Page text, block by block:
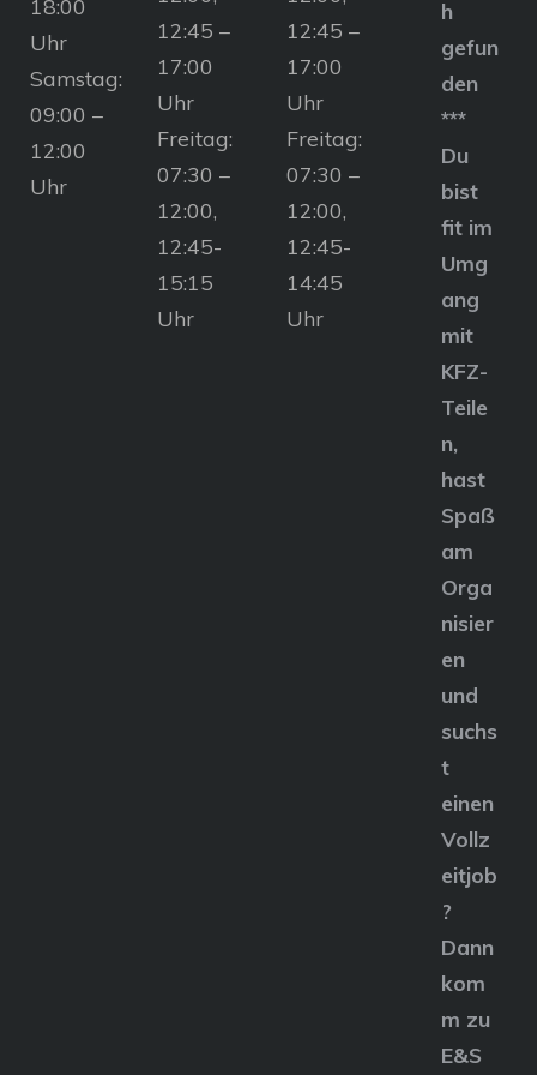
18:00
Uhr
Samstag:
09:00 –
12:00
Uhr
12:45 –
17:00
Uhr
Freitag:
07:30 –
12:00,
12:45-
15:15
Uhr
12:45 –
17:00
Uhr
Freitag:
07:30 –
12:00,
12:45-
14:45
Uhr
h
gefun
den
***
Du
bist
fit im
Umg
ang
mit
KFZ-
Teile
n,
hast
Spaß
am
Orga
nisier
en
und
suchs
t
einen
Vollz
eitjob
?
Dann
kom
m zu
E&S